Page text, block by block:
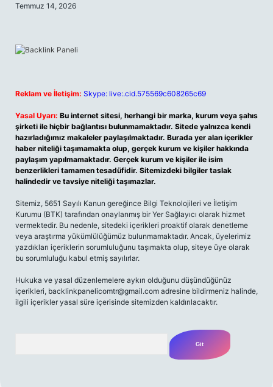
Temmuz 14, 2026
Reklam ve İletişim: Skype: live:.cid.575569c608265c69
Yasal Uyarı: Bu internet sitesi, herhangi bir marka, kurum veya şahıs
şirketi ile hiçbir bağlantısı bulunmamaktadır. Sitede yalnızca kendi
hazırladığımız makaleler paylaşılmaktadır. Burada yer alan içerikler
haber niteliği taşımamakta olup, gerçek kurum ve kişiler hakkında
paylaşım yapılmamaktadır. Gerçek kurum ve kişiler ile isim
benzerlikleri tamamen tesadüfidir. Sitemizdeki bilgiler taslak
halindedir ve tavsiye niteliği taşımazlar.
Sitemiz, 5651 Sayılı Kanun gereğince Bilgi Teknolojileri ve İletişim
Kurumu (BTK) tarafından onaylanmış bir Yer Sağlayıcı olarak hizmet
vermektedir. Bu nedenle, sitedeki içerikleri proaktif olarak denetleme
veya araştırma yükümlülüğümüz bulunmamaktadır. Ancak, üyelerimiz
yazdıkları içeriklerin sorumluluğunu taşımakta olup, siteye üye olarak
bu sorumluluğu kabul etmiş sayılırlar.
Hukuka ve yasal düzenlemelere aykırı olduğunu düşündüğünüz
içerikleri, backlinkpanelicomtr@gmail.com adresine bildirmeniz halinde,
ilgili içerikler yasal süre içerisinde sitemizden kaldırılacaktır.